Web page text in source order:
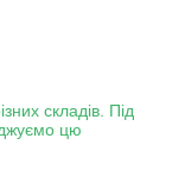
складів. Під
цю